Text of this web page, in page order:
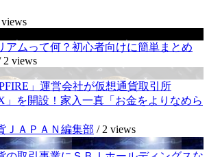
アムって何？初心者向けに簡単まとめ
2 views
」運営会社が仮想通貨取引所
」を開設！家入一真「お金をよりなめら
ＪＡＰＡＮ編集部 / 2 views